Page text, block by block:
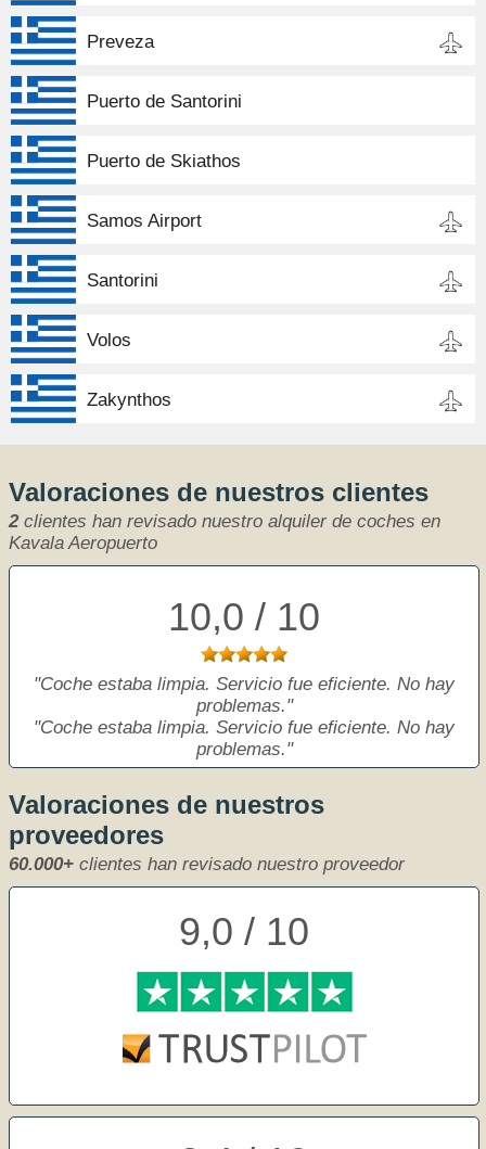
Preveza
Puerto de Santorini
Puerto de Skiathos
Samos Airport
Santorini
Volos
Zakynthos
Valoraciones de nuestros clientes
2clientes han revisado nuestro alquiler de coches en
Kavala Aeropuerto
10,0 / 10
Coche estaba limpia. Servicio fue eficiente. No hay
problemas.
Coche estaba limpia. Servicio fue eficiente. No hay
problemas.
Valoraciones de nuestros
proveedores
60.000+ clientes han revisado nuestro proveedor
9,0 / 10